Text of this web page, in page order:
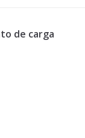
de carga